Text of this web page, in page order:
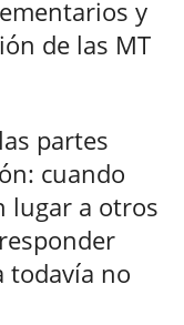
y
de las MT
partes
cuando
lugar a otros
todavía no